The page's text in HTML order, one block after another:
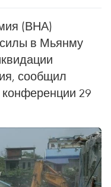
(ВНА)
силы в Мьянму
сообщил
29